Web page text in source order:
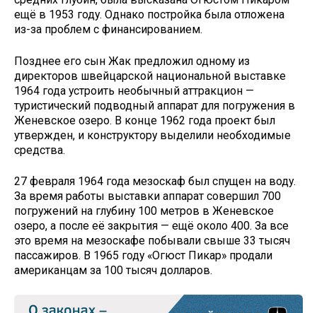
ещё в 1953 году. Однако постройка была отложена
из-за проблем с финансированием.
Позднее его сын Жак предложил одному из
директоров швейцарской национальной выставке
1964 года устроить необычный аттракцион —
туристический подводный аппарат для погружения в
Женевское озеро. В конце 1962 года проект был
утвержден, и конструктору выделили необходимые
средства.
27 февраля 1964 года мезоскаф был спущен на воду.
За время работы выставки аппарат совершил 700
погружений на глубину 100 метров в Женевское
озеро, а после её закрытия — ещё около 400. За все
это время на мезоскафе побывали свыше 33 тысяч
пассажиров. В 1965 году «Огюст Пикар» продали
американцам за 100 тысяч долларов.